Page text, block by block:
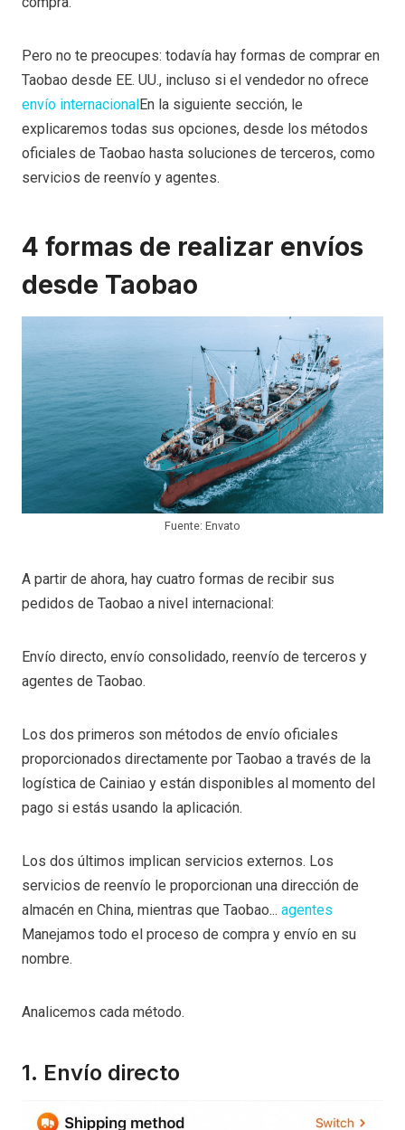
Pero no te preocupes: todavía hay formas de comprar en
Taobao desde EE. UU., incluso si el vendedor no ofrece
envío internacionalEn la siguiente sección, le
explicaremos todas sus opciones, desde los métodos
oficiales de Taobao hasta soluciones de terceros, como
servicios de reenvío y agentes.
4 formas de realizar envíos
desde Taobao
Fuente: Envato
A partir de ahora, hay cuatro formas de recibir sus
pedidos de Taobao a nivel internacional:
Envío directo, envío consolidado, reenvío de terceros y
agentes de Taobao.
Los dos primeros son métodos de envío oficiales
proporcionados directamente por Taobao a través de la
logística de Cainiao y están disponibles al momento del
pago si estás usando la aplicación.
Los dos últimos implican servicios externos. Los
servicios de reenvío le proporcionan una dirección de
almacén en China, mientras que Taobao... agentes
Manejamos todo el proceso de compra y envío en su
nombre.
Analicemos cada método.
1. Envío directo